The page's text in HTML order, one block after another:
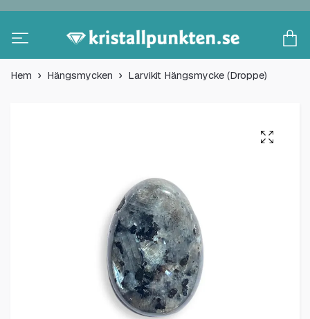
Hem Hängsmycken Larvikit Hängsmycke (Droppe)